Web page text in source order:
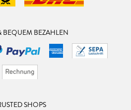
BEQUEM BEZAHLEN
SHOPS